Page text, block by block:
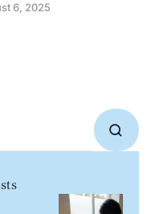
…
6, 2025